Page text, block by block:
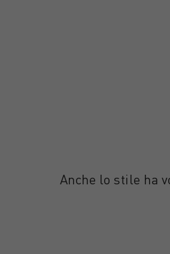
Anche lo stile ha